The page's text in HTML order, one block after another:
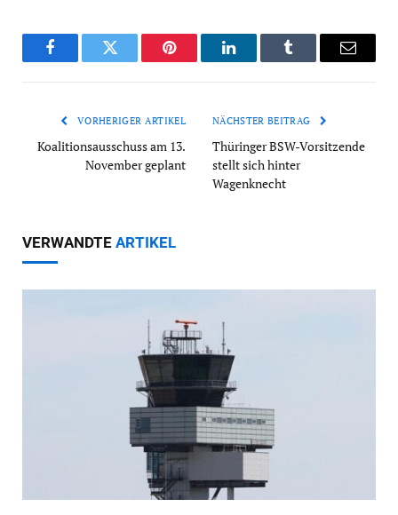
FacebookTwitter Pinterest LinkedInTumblr Email
VORHERIGER ARTIKEL
Koalitionsausschuss am 13.
November geplant
NÄCHSTER BEITRAG
Thüringer BSW-Vorsitzende
stellt sich hinter
Wagenknecht
VERWANDTE ARTIKEL